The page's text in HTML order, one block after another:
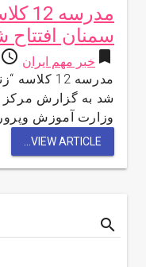
سمنان افتتاح
bookmark خبر مهم ایران access_time
مدرسه 12
شد به گزارش مركز
وزارت آموزش
VIEW ARTICLE...
Search
for
search